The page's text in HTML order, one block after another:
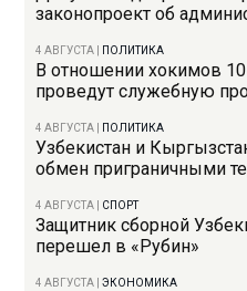
законопроект об
4 АВГУСТА ПОЛИТИКА
В отношении хокимов
проведут служебную
4 АВГУСТА ПОЛИТИКА
Узбекистан и
обмен приграничными
4 АВГУСТА СПОРТ
Защитник сборной
перешел в «Рубин»
4 АВГУСТА |ЭКОНОМИКА